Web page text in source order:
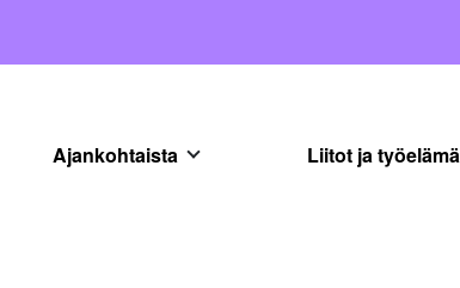
Ajankohtaista Liitot ja työelämä